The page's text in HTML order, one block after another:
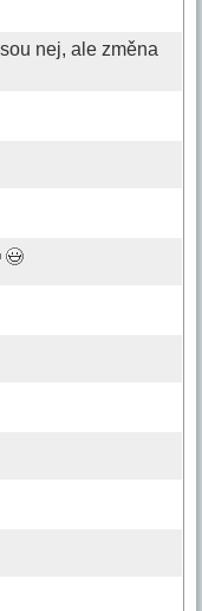
nej, ale změna